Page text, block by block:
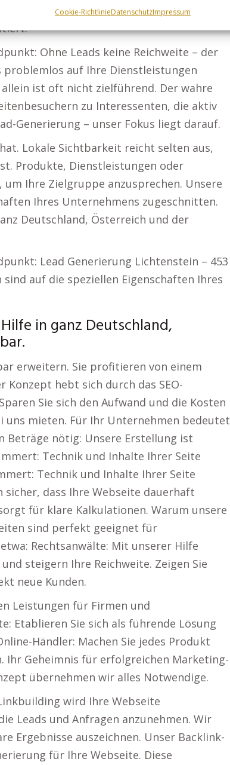
Cookie-RichtlinieDatenschutzImpressum
Webseite in unserem Netzwerk wird
Ohne Leads keine Reichweite – der
auf Ihre Dienstleistungen
ist oft nicht zielführend. Der wahre
zu Interessenten, die aktiv
Generierung – unser Fokus liegt darauf.
Lokale Sichtbarkeit reicht selten aus,
Produkte, Dienstleistungen oder
Ihre Zielgruppe anzusprechen. Unsere
Ihres Unternehmens zugeschnitten.
Deutschland, Österreich und der
Lead Generierung Lichtenstein – 453
auf die speziellen Eigenschaften Ihres
in ganz Deutschland,
erweitern. Sie profitieren von einem
hebt sich durch das SEO-
Sie sich den Aufwand und die Kosten
uns mieten. Für Ihr Unternehmen bedeutet
Beträge nötig: Unsere Erstellung ist
Technik und Inhalte Ihrer Seite
Technik und Inhalte Ihrer Seite
sicher, dass Ihre Webseite dauerhaft
für klare Kalkulationen. Warum unsere
sind perfekt geeignet für
Rechtsanwälte: Mit unserer Hilfe
steigern Ihre Reichweite. Zeigen Sie
neue Kunden.
Leistungen für Firmen und
Etablieren Sie sich als führende Lösung
Händler: Machen Sie jedes Produkt
Ihr Geheimnis für erfolgreichen Marketing-
übernehmen wir alles Notwendige.
wird Ihre Webseite
Leads und Anfragen anzunehmen. Wir
Ergebnisse auszeichnen. Unser Backlink-
für Ihre Webseite. Diese